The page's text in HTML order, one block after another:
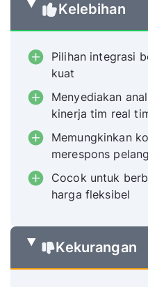
Kelebihan
Pilihan integrasi
kuat
Menyediakan
kinerja tim real
Memungkinkan
merespons
Cocok untuk
harga fleksibel
Kekurangan